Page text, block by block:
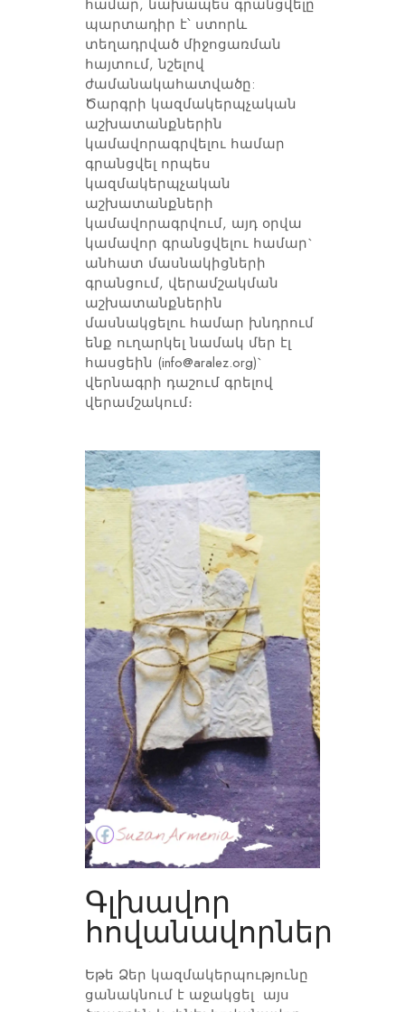
համար, նախապես գրանցվելը
պարտադիր է՝ ստորև
տեղադրված միջոցառման
հայտում, նշելով
ժամանակահատվածը:
Ծարգրի կազմակերպչական
աշխատանքներին
կամավորագրվելու համար
գրանցվել որպես
կազմակերպչական
աշխատանքների
կամավորագրվում, այդ օրվա
կամավոր գրանցվելու համար`
անհատ մասնակիցների
գրանցում, վերամշակման
աշխատանքներին
մասնակցելու համար խնդրում
ենք ուղարկել նամակ մեր էլ
հասցեին (info@aralez.org)`
վերնագրի դաշում գրելով
վերամշակում։
Գլխավոր
հովանավորներ
Եթե Ձեր կազմակերպությունը
ցանակնում է աջակցել այս